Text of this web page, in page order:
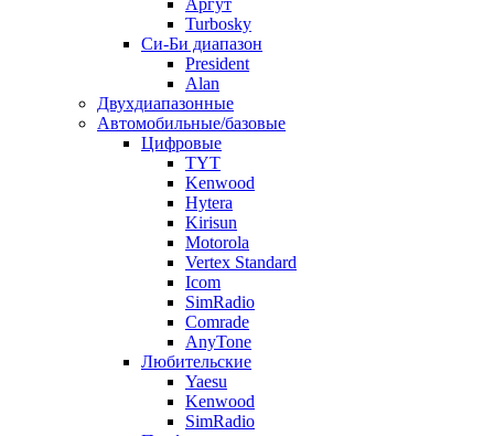
Turbosky
Си-Би диапазон
President
Alan
Двухдиапазонные
Автомобильные/базовые
Цифровые
TYT
Kenwood
Hytera
Kirisun
Motorola
Vertex Standard
Icom
SimRadio
Comrade
AnyTone
Любительские
Yaesu
Kenwood
SimRadio